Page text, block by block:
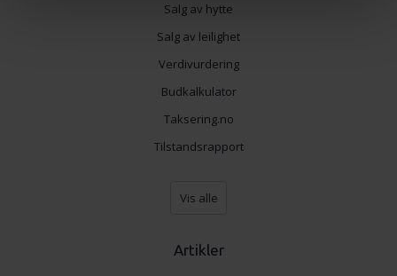
samtykke fra erklæringen om informasjonskapsler.
Vi bruker informasjonskapsler for å gi innhold og
dessuten informasjon om hvordan du bruker nettstedet
vårt, med partnerne våre innen sosiale medier,
Salg av hytte
Salg av leilighet
Verdivurdering
Budkalkulator
Taksering.no
Tilstandsrapport
Vis alle
Artikler